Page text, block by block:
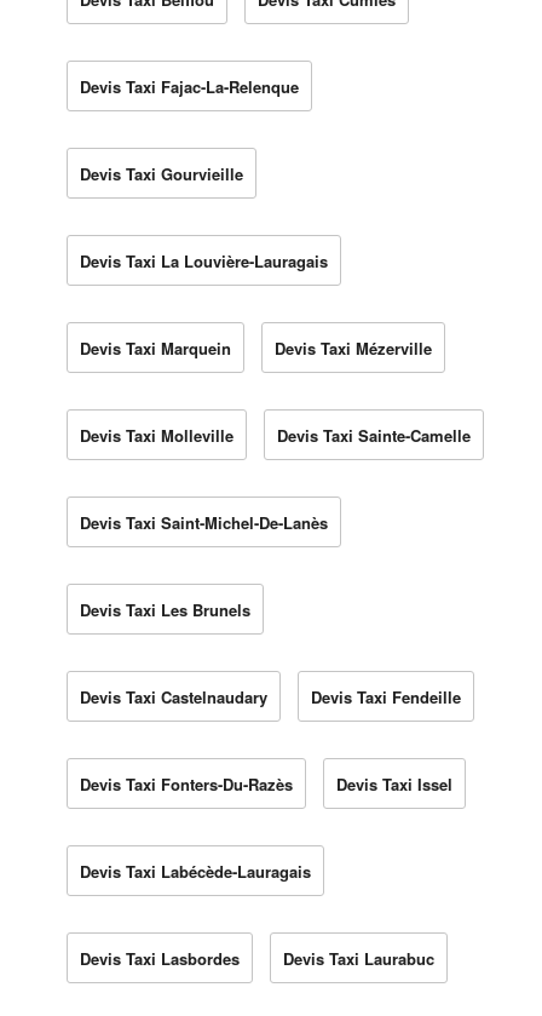
Devis Taxi Fajac-La-Relenque
Devis Taxi Gourvieille
Devis Taxi La Louvière-Lauragais
Devis Taxi Marquein Devis Taxi Mézerville
Devis Taxi Molleville Devis Taxi Sainte-Camelle
Devis Taxi Saint-Michel-De-Lanès
Devis Taxi Les Brunels
Devis Taxi Castelnaudary Devis Taxi Fendeille
Devis Taxi Fonters-Du-Razès Devis Taxi Issel
Devis Taxi Labécède-Lauragais
Devis Taxi Lasbordes Devis Taxi Laurabuc